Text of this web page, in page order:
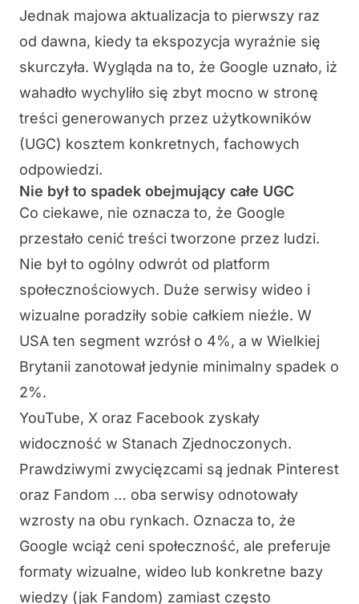
Jednak majowa aktualizacja to pierwszy raz
od dawna, kiedy ta ekspozycja wyraźnie się
skurczyła. Wygląda na to, że Google uznało, iż
wahadło wychyliło się zbyt mocno w stronę
treści generowanych przez użytkowników
(UGC) kosztem konkretnych, fachowych
odpowiedzi.
Nie był to spadek obejmujący całe UGC
Co ciekawe, nie oznacza to, że Google
przestało cenić treści tworzone przez ludzi.
Nie był to ogólny odwrót od platform
społecznościowych. Duże serwisy wideo i
wizualne poradziły sobie całkiem nieźle. W
USA ten segment wzrósł o 4%, a w Wielkiej
Brytanii zanotował jedynie minimalny spadek o
2%.
YouTube, X oraz Facebook zyskały
widoczność w Stanach Zjednoczonych.
Prawdziwymi zwycięzcami są jednak Pinterest
oraz Fandom … oba serwisy odnotowały
wzrosty na obu rynkach. Oznacza to, że
Google wciąż ceni społeczność, ale preferuje
formaty wizualne, wideo lub konkretne bazy
wiedzy (jak Fandom) zamiast często